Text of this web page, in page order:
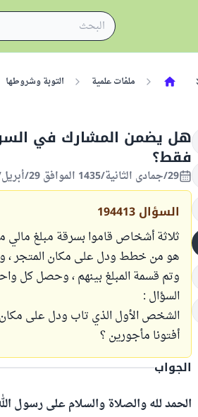
ملفات علمية التوبة وشروطها
هل يضمن المشارك في
فقط؟
29/جمادى الثانية/1435 الموافق 29/أبريل/2014
السؤال 194413
هو من خطط ودل على مكان المتجر ،
وتم قسمة المبلغ بينهم ، وحصل كل واحد منهم
السؤال :
أفتونا مأجورين ؟
الجواب
الحمد لله والصلاة والسلام على رسول